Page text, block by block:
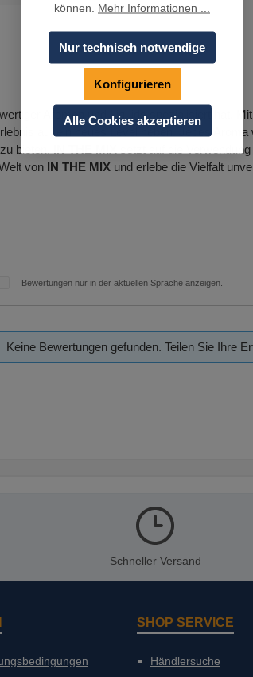
Aromen und Liquids spezialisiert hat.
auf ein neues Level heben. Jedes
bieten.
setzt auf die
von IN THE MIX und erlebe die Vielfalt
Bewertungen nur in der aktuellen Sprache anzeigen.
Keine Bewertungen gefunden. Teilen Sie Ihre
Schneller Versand
SHOP SERVICE
Händlersuche
können. Mehr Informationen ...
Nur technisch notwendige
Konfigurieren
Alle Cookies akzeptieren